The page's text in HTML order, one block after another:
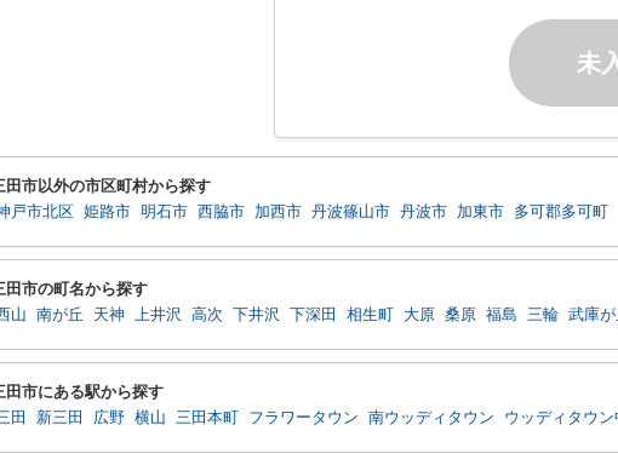
未
田市以外の市区町村から探す
戸市北区 姫路市 明石市 西脇市 加西市 丹波篠山市 丹波市 加東市 多可郡多可町
田市の町名から探す
山 南が丘 天神 上井沢 高次 下井沢 下深田 相生町 大原 桑原 福島 三輪 武庫が
田市にある駅から探す
田 新三田 広野 横山 三田本町 フラワータウン 南ウッディタウン ウッディタウン